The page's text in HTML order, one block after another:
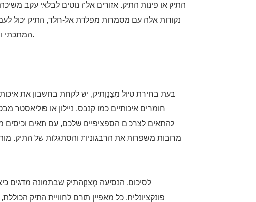
התיק או פינות התיק. אזורים אלה נוטים לבלאי עקב
נקודות אלה עם מסמרות מפלדת אל-חלד, התיק יכול
המתכתי והמבריק של המסמרות מוסיף גם הוא נגיעה של אסתטיקה לתיק.
בעת בחירת טיולמְצַנֵן
תיק, יש לקחת בחשבון את איכות
חומרים איכותיים כמו קנבס, ניילון או פוליאסטר
להתאים לצרכים הספציפיים שלכם, עם תאים וכיסים
מרובות משפרות את הרבגוניות והסתגלות של התיק.
לסיכום, הנסיעה
התיק שבתמונה מדגים
פונקציונלית. כל מאפיין תורם לחוויית התיק